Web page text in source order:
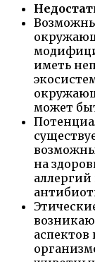
иметь
может
на
аллергий